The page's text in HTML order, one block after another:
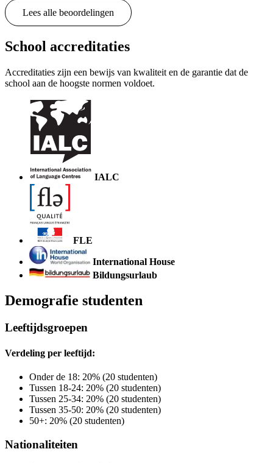
Lees alle beoordelingen
School accreditaties
Accreditaties zijn een bewijs van kwaliteit en de garantie dat de
school aan de hoogste normen voldoet.
IALC
FLE
International House
Bildungsurlaub
Demografie studenten
Leeftijdsgroepen
Verdeling per leeftijd:
Onder de 18: 20% (20 studenten)
Tussen 18-24: 20% (20 studenten)
Tussen 25-34: 20% (20 studenten)
Tussen 35-50: 20% (20 studenten)
50+: 20% (20 studenten)
Nationaliteiten